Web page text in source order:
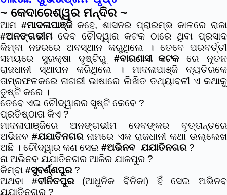
~ କେଦାରେଶ୍ୱର ମନ୍ଦିର ~
ଆମ #ମାଦଳାପାଞ୍ଜିକହେ, ଶାସନର ପ୍ରାରମ୍ଭ କାଳରେ ରାଜା
#ଅନଙ୍ଗଭୀମଦେବ ଚୌଦ୍ୱାର କଟକ ଠାରେ ଥିବା ପ୍ରସାଦ
କିମ୍ବା ନହରରେ ଅବସ୍ଥାନ କରୁଥିଲେ । ତେବେ ପରବର୍ତ୍ତୀ
ସମୟରେ ସୁରକ୍ଷା ଦୃଷ୍ଟିରୁ #ବାରଣାସୀ_କଟକରେ ନୂତନ
ରାଜଧାନୀ ସ୍ଥାପନ କରିଥିଲେ । ମାଦଳାପାଞ୍ଜି ବ୍ୟତିରକେ
ତାମ୍ରଫଳକରେ ନାଗରୀ ଭାଷାରେ ଲିଖିତ ତଥ୍ୟାବଳୀ ଏ କଥାକୁ
ତୁଷ୍ଟି କରେ ।
ତେବେ ଏଇ ଚୌଦ୍ୱାରର ସୃଷ୍ଟି କେବେ ?
ପ୍ରତିଷ୍ଠାତା କିଏ ?
ମାଦଳାପାଞ୍ଜିରେ ଅନଙ୍ଗଭୀମ ଦେବଙ୍କର ବୃତ୍ତାନ୍ତରେ
ଅଭିନବ#ଯଯାତିନଗରନାମରେ ଏକ ରାଜଧାନୀ କଥା ଉଲ୍ଲେଖ
ଅଛି । ଚୌଦ୍ୱାର କଣ ସେଇ #ଅଭିନବ_ଯଯାତିନଗର?
ନା ଅଭିନବ ଯଯାତିନଗର ଆଜିର ଯାଜପୁର ?
କିମ୍ବା #ସୁବର୍ଣ୍ଣପୁର ?
ଅଥବା #ବୀନିତପୁର(ଆଧୁନିକ ବିନିକା) ହିଁ ସେଇ ଅଭିନବ
ଯଯାତିନଗର ?